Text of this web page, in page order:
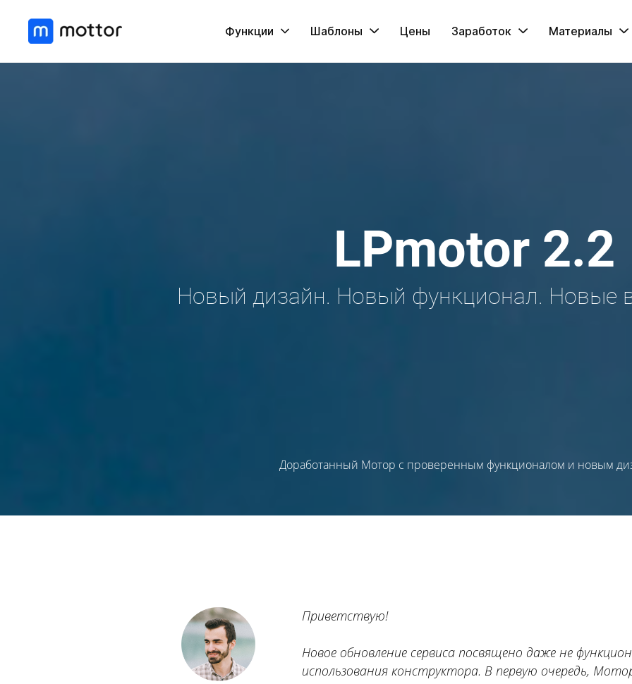
Функции Шаблоны Цены Заработок Материалы
LPmotor 2.2
Новый дизайн. Новый функционал. Новые
Доработанный Мотор с проверенным функционалом и новым
Приветствую!
​Новое обновление сервиса посвящено даже не
использования конструктора. В первую очередь,